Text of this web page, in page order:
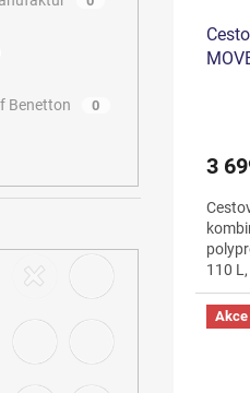
Benetton 0
3
110
Akce